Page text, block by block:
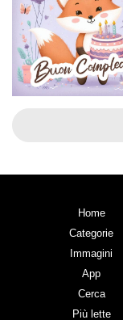
Home
Categorie
Immagini
App
Cerca
Più lette